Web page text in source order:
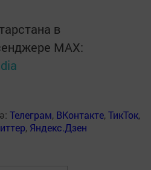
в
MАХ:
Телеграм, ВКонтакте,ТикТок,
, Яндекс.Дзен